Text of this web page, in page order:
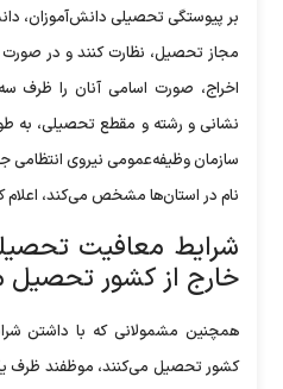
بر پیوستگی تحصیلی دانش‌آموزان،
مجاز تحصیل، نظارت کنند و در
اخراج، صورت اسامی آنان را ظرف
نشانی و رشته و مقطع تحصیلی، به
سازمان وظیفه‌عمومی نیروی انتظامی
نام در استان‌ها مشخص می‌کند، اعلام
شرایط معافیت
خارج از کشور تحصیل
همچنین مشمولانی که با داشتن
کشور تحصیل می‌کنند، موظفند ظرف